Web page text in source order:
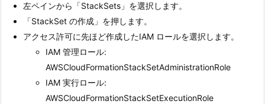
左ペインから「StackSets」を選択します。
「StackSet の作成」を押します。
アクセス許可に先ほど作成したIAM ロールを選択します。
IAM 管理ロール:
AWSCloudFormationStackSetAdministrationRole
IAM 実行ロール:
AWSCloudFormationStackSetExecutionRole